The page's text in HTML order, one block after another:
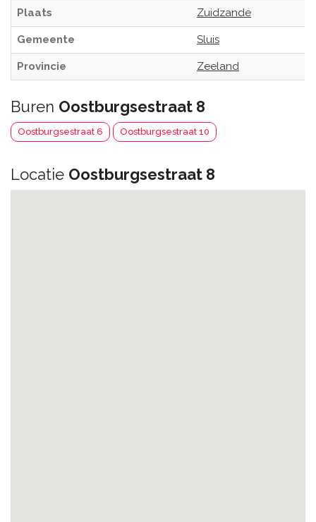
Plaats Zuidzande
Gemeente Sluis
Provincie Zeeland
Buren Oostburgsestraat 8
Oostburgsestraat 6 Oostburgsestraat 10
Locatie Oostburgsestraat 8